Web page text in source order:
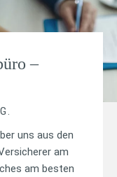
–
uns aus den
am
am besten